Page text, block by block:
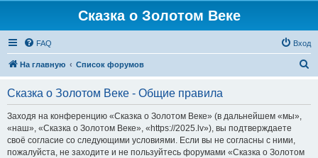
Сказка о Золотом Веке
FAQ Вход
На главную Список форумов
Сказка о Золотом Веке - Общие правила
Заходя на конференцию «Сказка о Золотом Веке» (в дальнейшем «мы»,
«наш», «Сказка о Золотом Веке», «https://2025.lv»), вы подтверждаете
своё согласие со следующими условиями. Если вы не согласны с ними,
пожалуйста, не заходите и не пользуйтесь форумами «Сказка о Золотом